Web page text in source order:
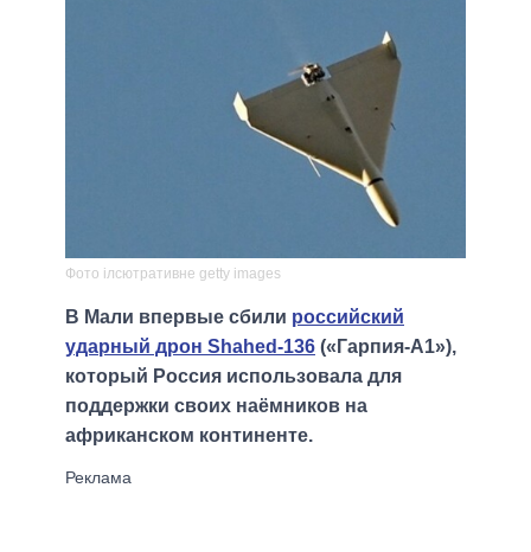
Фото ілсютративне getty images
В Мали впервые сбили российский
ударный дрон Shahed-136 («Гарпия-А1»),
который Россия использовала для
поддержки своих наёмников на
африканском континенте.